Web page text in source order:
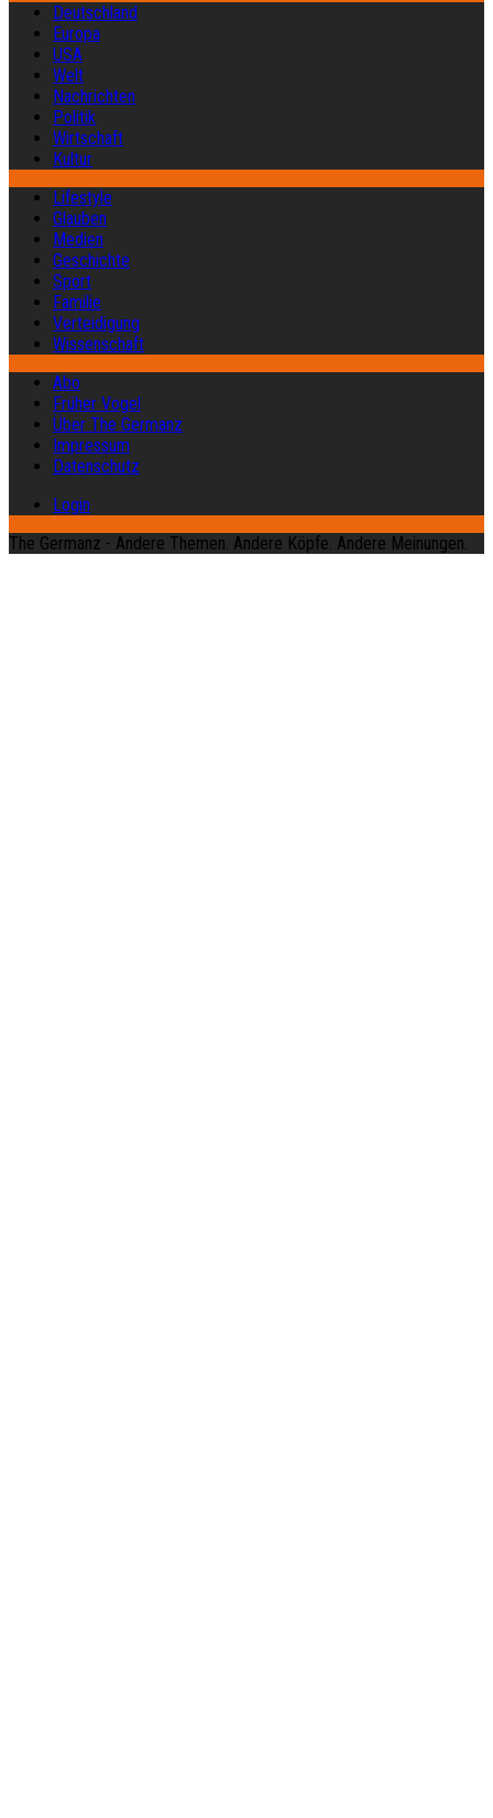
Deutschland
Europa
USA
Welt
Nachrichten
Politik
Wirtschaft
Kultur
Lifestyle
Glauben
Medien
Geschichte
Sport
Familie
Verteidigung
Wissenschaft
Abo
Früher Vogel
Über The Germanz
Impressum
Datenschutz
Login
The Germanz - Andere Themen. Andere Köpfe. Andere Meinungen.